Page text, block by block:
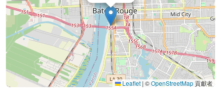
Leaflet | ©OpenStreetMap貢獻者